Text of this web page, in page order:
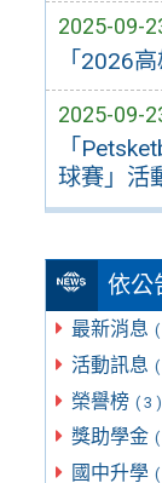
2025-09-
「2026
2025-09-
「
球賽」活
依公
最新消息
活動訊息
榮譽榜 ( 3 )
獎助學金
國中升學